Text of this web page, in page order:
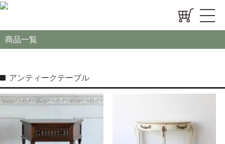
商品一覧
アンティークテーブル